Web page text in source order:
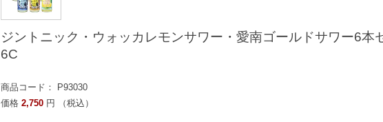
ジントニック・ウォッカレモンサワー・愛南ゴールドサワー6本
6C
商品コード： P93030
価格 2,750 円 （税込）